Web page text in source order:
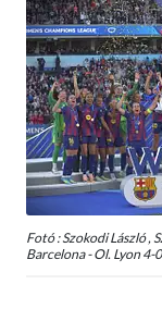
Fotó : Szokodi László ,
Barcelona - Ol. Lyon